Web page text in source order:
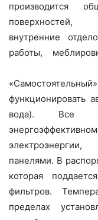
производится
поверхностей,
внутренние
работы,
функционировать
вода). Все
панелями. В
которая
фильтров.
пределах